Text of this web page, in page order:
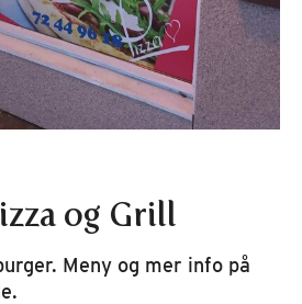
og Grill
Meny og mer info på